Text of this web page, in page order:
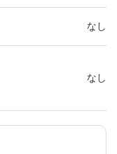
なし
なし